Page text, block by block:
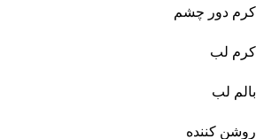
کرم دور چشم
کرم لب
بالم لب
روشن کننده